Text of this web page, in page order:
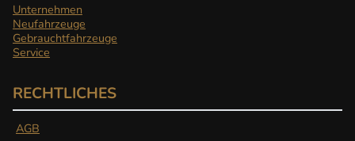
Unternehmen
Neufahrzeuge
Gebrauchtfahrzeuge
Service
RECHTLICHES
AGB